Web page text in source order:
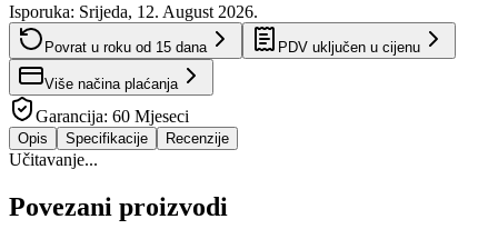
Isporuka: Srijeda, 12. August 2026.
Povrat u roku od 15 dana PDV uključen u cijenu
Više načina plaćanja
Garancija: 60 Mjeseci
Opis Specifikacije Recenzije
Učitavanje...
Povezani proizvodi